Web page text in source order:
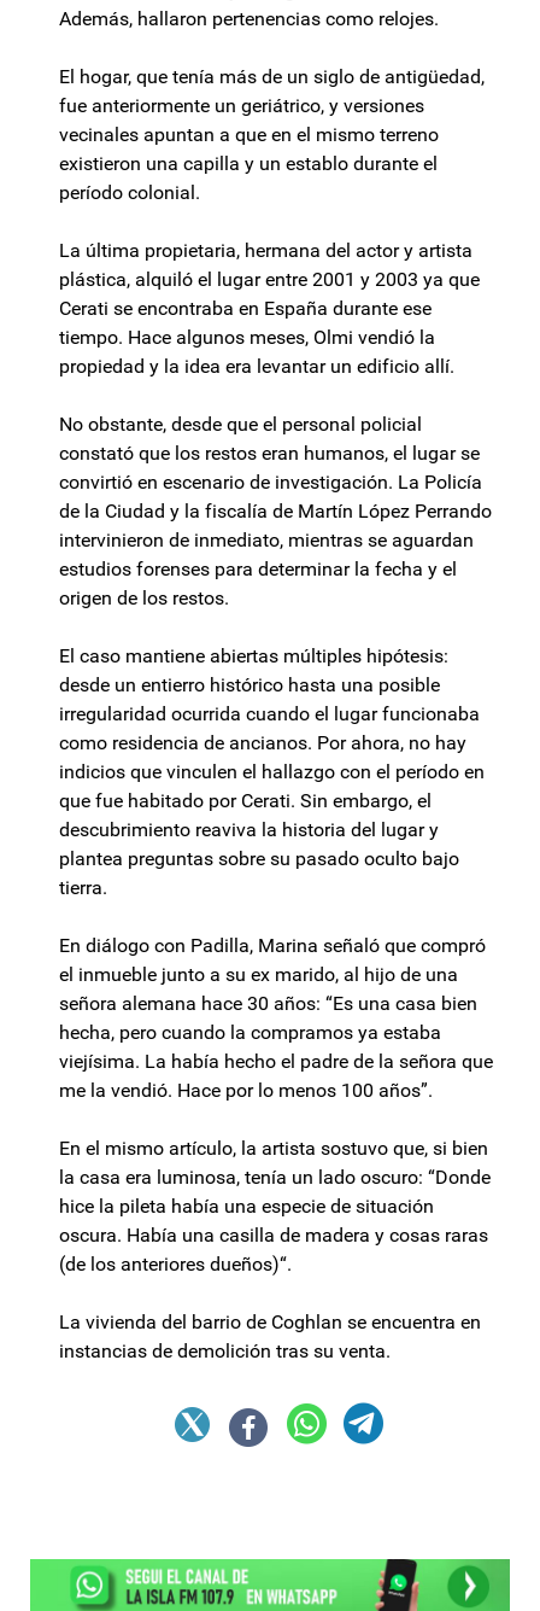
Además, hallaron pertenencias como relojes.
El hogar, que tenía más de un siglo de antigüedad,
fue anteriormente un geriátrico, y versiones
vecinales apuntan a que en el mismo terreno
existieron una capilla y un establo durante el
período colonial.
La última propietaria, hermana del actor y artista
plástica, alquiló el lugar entre 2001 y 2003 ya que
Cerati se encontraba en España durante ese
tiempo. Hace algunos meses, Olmi vendió la
propiedad y la idea era levantar un edificio allí.
No obstante, desde que el personal policial
constató que los restos eran humanos, el lugar se
convirtió en escenario de investigación. La Policía
de la Ciudad y la fiscalía de Martín López Perrando
intervinieron de inmediato, mientras se aguardan
estudios forenses para determinar la fecha y el
origen de los restos.
El caso mantiene abiertas múltiples hipótesis:
desde un entierro histórico hasta una posible
irregularidad ocurrida cuando el lugar funcionaba
como residencia de ancianos. Por ahora, no hay
indicios que vinculen el hallazgo con el período en
que fue habitado por Cerati. Sin embargo, el
descubrimiento reaviva la historia del lugar y
plantea preguntas sobre su pasado oculto bajo
tierra.
En diálogo con Padilla, Marina señaló que compró
el inmueble junto a su ex marido, al hijo de una
señora alemana hace 30 años: “Es una casa bien
hecha, pero cuando la compramos ya estaba
viejísima. La había hecho el padre de la señora que
me la vendió. Hace por lo menos 100 años”.
En el mismo artículo, la artista sostuvo que, si bien
la casa era luminosa, tenía un lado oscuro: “Donde
hice la pileta había una especie de situación
oscura. Había una casilla de madera y cosas raras
(de los anteriores dueños)“.
La vivienda del barrio de Coghlan se encuentra en
instancias de demolición tras su venta.